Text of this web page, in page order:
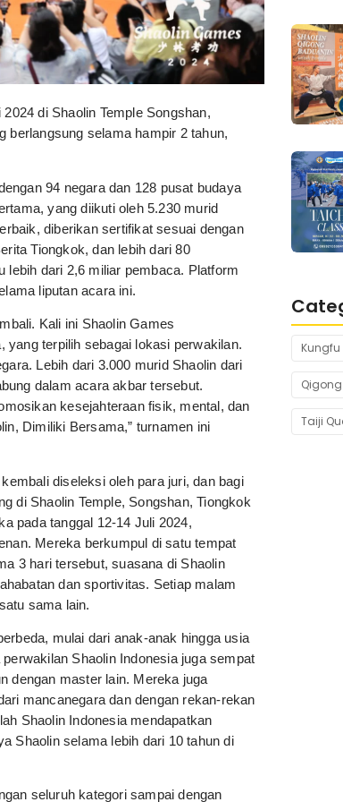
di Shaolin Temple Songshan,
berlangsung selama hampir 2 tahun,
94 negara dan 128 pusat budaya
yang diikuti oleh 5.230 murid
diberikan sertifikat sesuai dengan
Tiongkok, dan lebih dari 80
lebih dari 2,6 miliar pembaca. Platform
liputan acara ini.
Kali ini Shaolin Games
yang terpilih sebagai lokasi perwakilan.
Lebih dari 3.000 murid Shaolin dari
dalam acara akbar tersebut.
kesejahteraan fisik, mental, dan
Dimiliki Bersama,” turnamen ini
diseleksi oleh para juri, dan bagi
di Shaolin Temple, Songshan, Tiongkok
pada tanggal 12-14 Juli 2024,
Mereka berkumpul di satu tempat
3 hari tersebut, suasana di Shaolin
dan sportivitas. Setiap malam
sama lain.
mulai dari anak-anak hingga usia
Shaolin Indonesia juga sempat
dengan master lain. Mereka juga
mancanegara dan dengan rekan-rekan
Shaolin Indonesia mendapatkan
Shaolin selama lebih dari 10 tahun di
seluruh kategori sampai dengan
Qigong
Taiji